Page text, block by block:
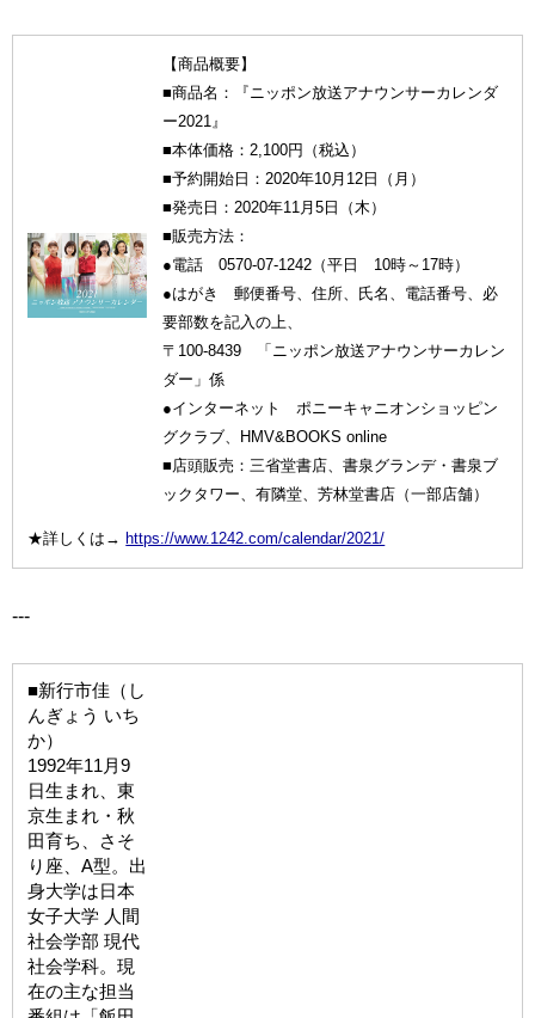
【商品概要】
■商品名：『ニッポン放送アナウンサーカレンダ
ー2021』
■本体価格：2,100円（税込）
■予約開始日：2020年10月12日（月）
■発売日：2020年11月5日（木）
■販売方法：
●電話 0570-07-1242（平日 10時～17時）
●はがき 郵便番号、住所、氏名、電話番号、必
要部数を記入の上、
〒100-8439 「ニッポン放送アナウンサーカレン
ダー」係
●インターネット ポニーキャニオンショッピン
グクラブ、HMV&BOOKS online
■店頭販売：三省堂書店、書泉グランデ・書泉ブ
ックタワー、有隣堂、芳林堂書店（一部店舗）
★詳しくは→https://www.1242.com/calendar/2021/
---
■新行市佳（し
んぎょう いち
か）
1992年11月9
日生まれ、東
京生まれ・秋
田育ち、さそ
り座、A型。出
身大学は日本
女子大学 人間
社会学部 現代
社会学科。現
在の主な担当